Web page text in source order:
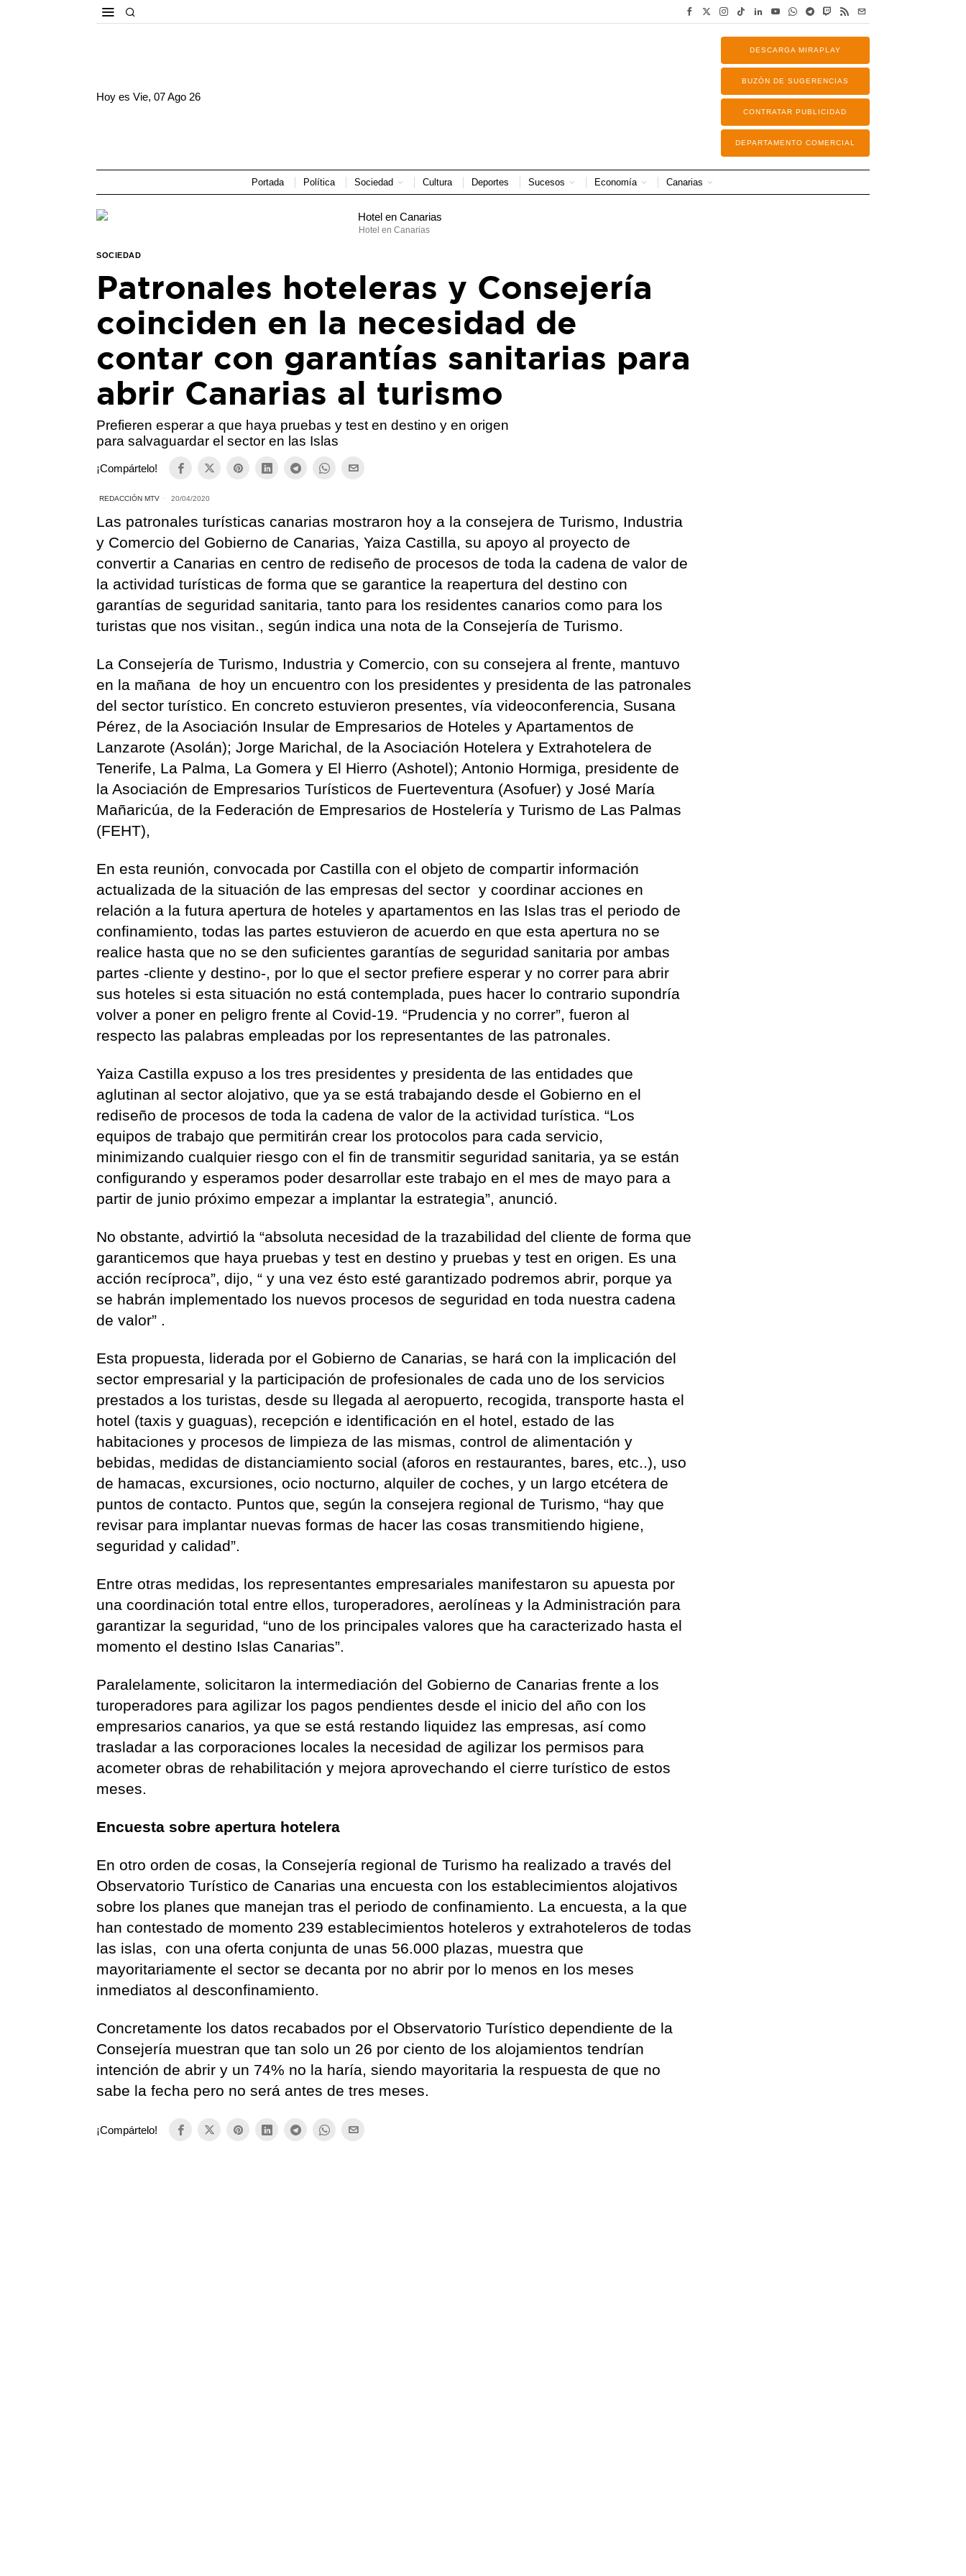
Hoy esVie, 07 Ago 26
DESCARGA MIRAPLAY
BUZÓN DE SUGERENCIAS
CONTRATAR PUBLICIDAD
DEPARTAMENTO COMERCIAL
Portada Política Sociedad Cultura Deportes Sucesos Economía Canarias
Hotel en Canarias
SOCIEDAD
Patronales hoteleras y Consejería
coinciden en la necesidad de
contar con garantías sanitarias para
abrir Canarias al turismo
Prefieren esperar a que haya pruebas y test en destino y en origen
para salvaguardar el sector en las Islas
¡Compártelo!
REDACCIÓN MTV 20/04/2020
Las patronales turísticas canarias mostraron hoy a la consejera de Turismo, Industria
y Comercio del Gobierno de Canarias, Yaiza Castilla, su apoyo al proyecto de
convertir a Canarias en centro de rediseño de procesos de toda la cadena de valor de
la actividad turísticas de forma que se garantice la reapertura del destino con
garantías de seguridad sanitaria, tanto para los residentes canarios como para los
turistas que nos visitan., según indica una nota de la Consejería de Turismo.
La Consejería de Turismo, Industria y Comercio, con su consejera al frente, mantuvo
en la mañana de hoy un encuentro con los presidentes y presidenta de las patronales
del sector turístico. En concreto estuvieron presentes, vía videoconferencia, Susana
Pérez, de la Asociación Insular de Empresarios de Hoteles y Apartamentos de
Lanzarote (Asolán); Jorge Marichal, de la Asociación Hotelera y Extrahotelera de
Tenerife, La Palma, La Gomera y El Hierro (Ashotel); Antonio Hormiga, presidente de
la Asociación de Empresarios Turísticos de Fuerteventura (Asofuer) y José María
Mañaricúa, de la Federación de Empresarios de Hostelería y Turismo de Las Palmas
(FEHT),
En esta reunión, convocada por Castilla con el objeto de compartir información
actualizada de la situación de las empresas del sector y coordinar acciones en
relación a la futura apertura de hoteles y apartamentos en las Islas tras el periodo de
confinamiento, todas las partes estuvieron de acuerdo en que esta apertura no se
realice hasta que no se den suficientes garantías de seguridad sanitaria por ambas
partes -cliente y destino-, por lo que el sector prefiere esperar y no correr para abrir
sus hoteles si esta situación no está contemplada, pues hacer lo contrario supondría
volver a poner en peligro frente al Covid-19. “Prudencia y no correr”, fueron al
respecto las palabras empleadas por los representantes de las patronales.
Yaiza Castilla expuso a los tres presidentes y presidenta de las entidades que
aglutinan al sector alojativo, que ya se está trabajando desde el Gobierno en el
rediseño de procesos de toda la cadena de valor de la actividad turística. “Los
equipos de trabajo que permitirán crear los protocolos para cada servicio,
minimizando cualquier riesgo con el fin de transmitir seguridad sanitaria, ya se están
configurando y esperamos poder desarrollar este trabajo en el mes de mayo para a
partir de junio próximo empezar a implantar la estrategia”, anunció.
No obstante, advirtió la “absoluta necesidad de la trazabilidad del cliente de forma que
garanticemos que haya pruebas y test en destino y pruebas y test en origen. Es una
acción recíproca”, dijo, “ y una vez ésto esté garantizado podremos abrir, porque ya
se habrán implementado los nuevos procesos de seguridad en toda nuestra cadena
de valor” .
Esta propuesta, liderada por el Gobierno de Canarias, se hará con la implicación del
sector empresarial y la participación de profesionales de cada uno de los servicios
prestados a los turistas, desde su llegada al aeropuerto, recogida, transporte hasta el
hotel (taxis y guaguas), recepción e identificación en el hotel, estado de las
habitaciones y procesos de limpieza de las mismas, control de alimentación y
bebidas, medidas de distanciamiento social (aforos en restaurantes, bares, etc..), uso
de hamacas, excursiones, ocio nocturno, alquiler de coches, y un largo etcétera de
puntos de contacto. Puntos que, según la consejera regional de Turismo, “hay que
revisar para implantar nuevas formas de hacer las cosas transmitiendo higiene,
seguridad y calidad”.
Entre otras medidas, los representantes empresariales manifestaron su apuesta por
una coordinación total entre ellos, turoperadores, aerolíneas y la Administración para
garantizar la seguridad, “uno de los principales valores que ha caracterizado hasta el
momento el destino Islas Canarias”.
Paralelamente, solicitaron la intermediación del Gobierno de Canarias frente a los
turoperadores para agilizar los pagos pendientes desde el inicio del año con los
empresarios canarios, ya que se está restando liquidez las empresas, así como
trasladar a las corporaciones locales la necesidad de agilizar los permisos para
acometer obras de rehabilitación y mejora aprovechando el cierre turístico de estos
meses.
Encuesta sobre apertura hotelera
En otro orden de cosas, la Consejería regional de Turismo ha realizado a través del
Observatorio Turístico de Canarias una encuesta con los establecimientos alojativos
sobre los planes que manejan tras el periodo de confinamiento. La encuesta, a la que
han contestado de momento 239 establecimientos hoteleros y extrahoteleros de todas
las islas, con una oferta conjunta de unas 56.000 plazas, muestra que
mayoritariamente el sector se decanta por no abrir por lo menos en los meses
inmediatos al desconfinamiento.
Concretamente los datos recabados por el Observatorio Turístico dependiente de la
Consejería muestran que tan solo un 26 por ciento de los alojamientos tendrían
intención de abrir y un 74% no la haría, siendo mayoritaria la respuesta de que no
sabe la fecha pero no será antes de tres meses.
¡Compártelo!